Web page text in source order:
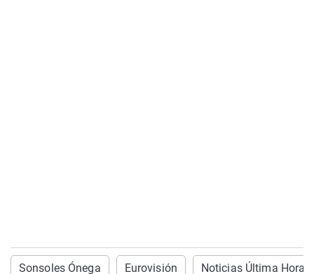
Sonsoles Ónega Eurovisión Noticias Última Hora